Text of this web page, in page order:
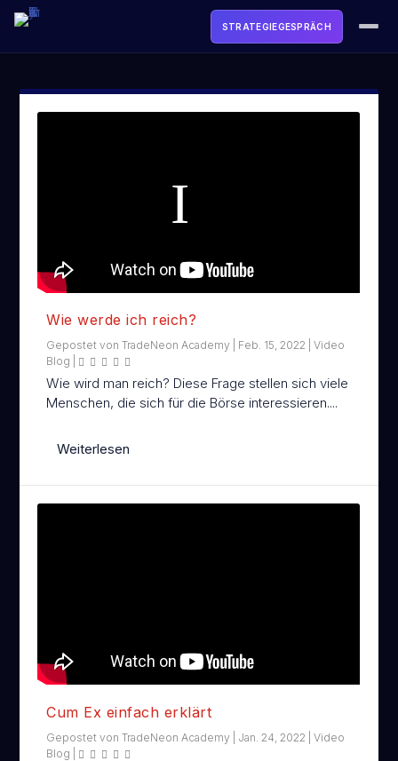
STRATEGIEGESPRÄCH
SOFTWARE
ÜBER UNS
LOGIN
STRATEGIEGESPRÄCH BUCHEN →
Wie werde ich reich?
Gepostet vonTradeNeon Academy Feb. 15, 2022 |Video
Blog
Wie wird man reich? Diese Frage stellen sich viele
Menschen, die sich für die Börse interessieren....
Weiterlesen
Cum Ex einfach erklärt
Gepostet vonTradeNeon Academy Jan. 24, 2022 |Video
Blog